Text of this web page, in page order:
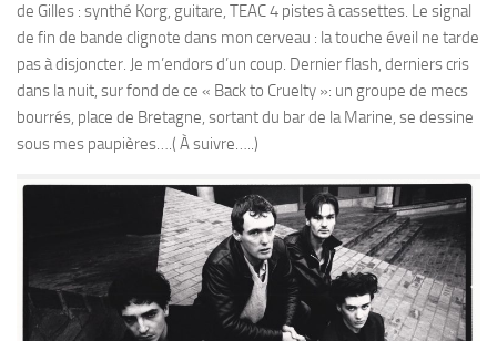
de Gilles : synthé Korg, guitare, TEAC 4 pistes à cassettes. Le signal
de fin de bande clignote dans mon cerveau : la touche éveil ne tarde
pas à disjoncter. Je m’endors d’un coup. Dernier flash, derniers cris
dans la nuit, sur fond de ce « Back to Cruelty »: un groupe de mecs
bourrés, place de Bretagne, sortant du bar de la Marine, se dessine
sous mes paupières….( À suivre…..)